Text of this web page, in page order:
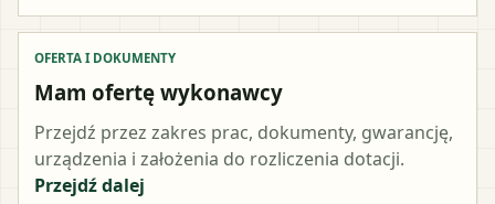
OFERTA I DOKUMENTY
Mam ofertę wykonawcy
Przejdź przez zakres prac, dokumenty, gwarancję,
urządzenia i założenia do rozliczenia dotacji.
Przejdź dalej